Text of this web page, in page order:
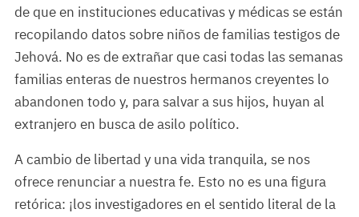
de que en instituciones educativas y médicas se están
recopilando datos sobre niños de familias testigos de
Jehová. No es de extrañar que casi todas las semanas
familias enteras de nuestros hermanos creyentes lo
abandonen todo y, para salvar a sus hijos, huyan al
extranjero en busca de asilo político.
A cambio de libertad y una vida tranquila, se nos
ofrece renunciar a nuestra fe. Esto no es una figura
retórica: ¡los investigadores en el sentido literal de la